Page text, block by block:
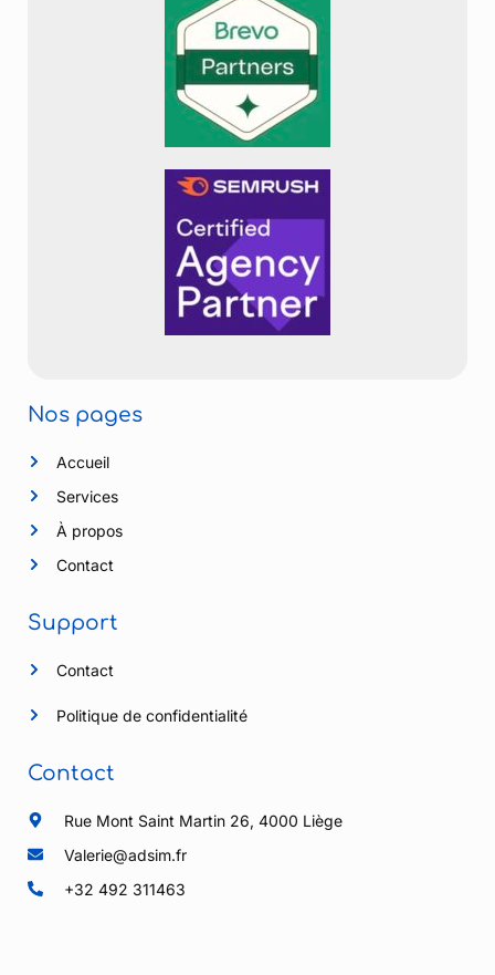
Nos pages
Accueil
Services
À propos
Contact
Support
Contact
Politique de confidentialité
Contact
Rue Mont Saint Martin 26, 4000 Liège
Valerie@adsim.fr
+32 492 311463